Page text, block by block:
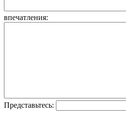
впечатления:
Представьтесь: